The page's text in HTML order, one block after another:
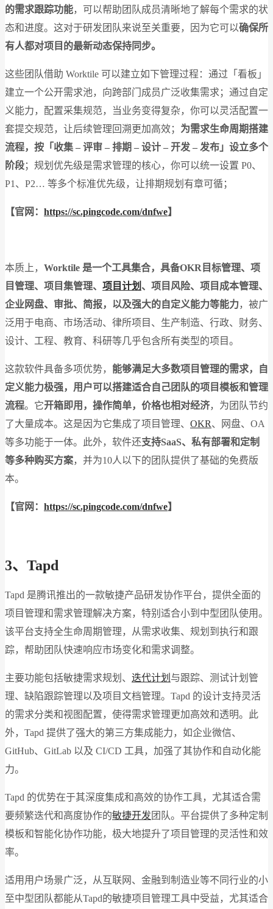
的需求跟踪功能，可以帮助团队成员清晰地了解每个需求的状
态和进度。这对于研发团队来说至关重要，因为它可以确保所
有人都对项目的最新动态保持同步。
这些团队借助 Worktile 可以建立如下管理过程：通过「看板」
建立一个公开需求池，向跨部门成员广泛收集需求；通过自定
义能力，配置采集规范，当业务变得复杂，你可以灵活配置一
套提交规范，让后续管理回溯更加高效； 为需求生命周期搭建
流程，按「收集 – 评审 – 排期 – 设计 – 开发 – 发布」设立多个
阶段；规划优先级是需求管理的核心，你可以统一设置 P0、
P1、P2… 等多个标准优先级，让排期规划有章可循；
【官网： https://sc.pingcode.com/dnfwe】
本质上， Worktile 是一个工具集合，具备OKR目标管理、项
目管理、项目集管理、 项目计划 、项目风险、项目成本管理、
企业网盘、审批、简报，以及强大的自定义能力等能力，被广
泛用于电商、市场活动、律所项目、生产制造、行政、财务、
设计、工程、教育、科研等几乎包含所有类型的项目。
这款软件具备多项优势， 能够满足大多数项目管理的需求，自
定义能力极强，用户可以搭建适合自己团队的项目模板和管理
流程。它开箱即用，操作简单，价格也相对经济，为团队节约
了大量成本。这是因为它集成了项目管理、 OKR、网盘、OA
等多功能于一体。此外，软件还支持SaaS、私有部署和定制
等多种购买方案，并为10人以下的团队提供了基础的免费版
本。
【官网： https://sc.pingcode.com/dnfwe】
3、Tapd
Tapd 是腾讯推出的一款敏捷产品研发协作平台，提供全面的
项目管理和需求管理解决方案，特别适合小到中型团队使用。
该平台支持全生命周期管理，从需求收集、规划到执行和跟
踪，帮助团队快速响应市场变化和需求调整。
主要功能包括敏捷需求规划、 迭代计划 与跟踪、测试计划管
理、缺陷跟踪管理以及项目文档管理。Tapd 的设计支持灵活
的需求分类和视图配置，使得需求管理更加高效和透明。此
外，Tapd 提供了强大的第三方集成能力，如企业微信、
GitHub、GitLab 以及 CI/CD 工具，加强了其协作和自动化能
力。
Tapd 的优势在于其深度集成和高效的协作工具，尤其适合需
要频繁迭代和高度协作的敏捷开发 团队。平台提供了多种定制
模板和智能化协作功能，极大地提升了项目管理的灵活性和效
率。
适用用户场景广泛，从互联网、金融到制造业等不同行业的小
至中型团队都能从Tapd的敏捷项目管理工具中受益，尤其适合